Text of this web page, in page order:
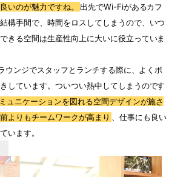
いのが魅力ですね。
出先でWi-Fiがあるカフ
構手間で、時間をロスしてしまうので、いつ
きる空間は生産性向上に大いに役立っていま
ウンジでスタッフとランチする際に、よくボ
しています。ついつい熱中してしまうのです
ュニケーションを図れる空間デザインが施さ
よりもチームワークが高まり 、仕事にも良い
います。